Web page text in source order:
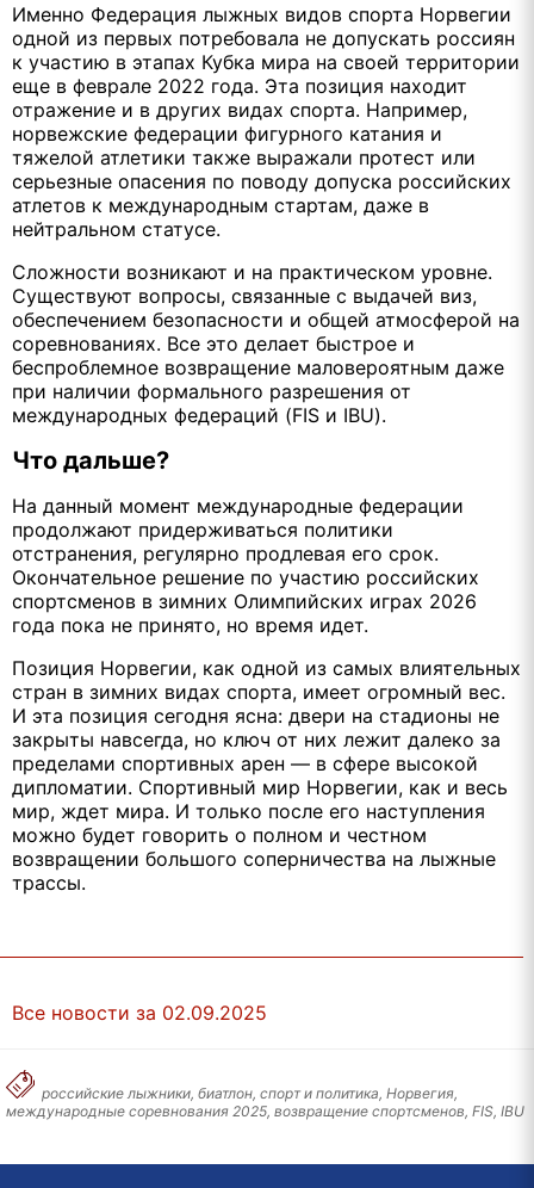
Именно Федерация лыжных видов спорта Норвегии
одной из первых потребовала не допускать россиян
к участию в этапах Кубка мира на своей территории
еще в феврале 2022 года. Эта позиция находит
отражение и в других видах спорта. Например,
норвежские федерации фигурного катания и
тяжелой атлетики также выражали протест или
серьезные опасения по поводу допуска российских
атлетов к международным стартам, даже в
нейтральном статусе.
Сложности возникают и на практическом уровне.
Существуют вопросы, связанные с выдачей виз,
обеспечением безопасности и общей атмосферой на
соревнованиях. Все это делает быстрое и
беспроблемное возвращение маловероятным даже
при наличии формального разрешения от
международных федераций (FIS и IBU).
Что дальше?
На данный момент международные федерации
продолжают придерживаться политики
отстранения, регулярно продлевая его срок.
Окончательное решение по участию российских
спортсменов в зимних Олимпийских играх 2026
года пока не принято, но время идет.
Позиция Норвегии, как одной из самых влиятельных
стран в зимних видах спорта, имеет огромный вес.
И эта позиция сегодня ясна: двери на стадионы не
закрыты навсегда, но ключ от них лежит далеко за
пределами спортивных арен — в сфере высокой
дипломатии. Спортивный мир Норвегии, как и весь
мир, ждет мира. И только после его наступления
можно будет говорить о полном и честном
возвращении большого соперничества на лыжные
трассы.
Все новости за 02.09.2025
российские лыжники, биатлон, спорт и политика, Норвегия,
международные соревнования 2025, возвращение спортсменов, FIS, IBU